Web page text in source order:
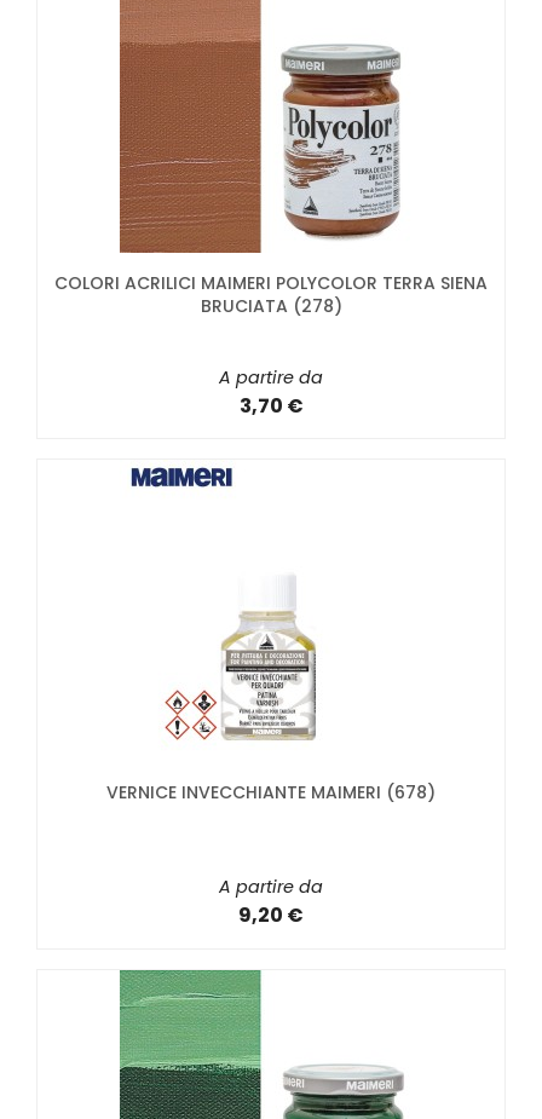
COLORI ACRILICI MAIMERI POLYCOLOR TERRA SIENA
BRUCIATA (278)
A partire da
3,70 €
VERNICE INVECCHIANTE MAIMERI (678)
A partire da
9,20 €